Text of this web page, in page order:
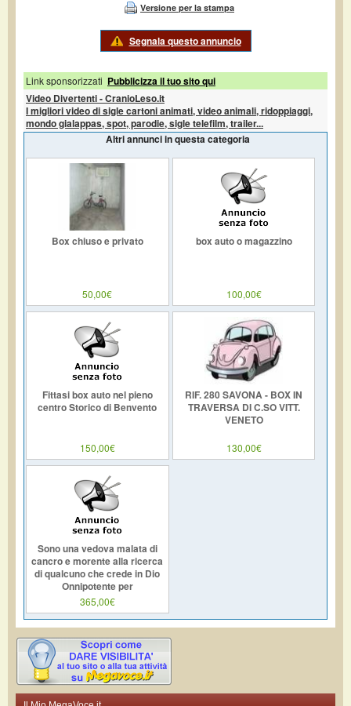
Versione per la stampa
Segnala questo annuncio
Link sponsorizzati Pubblicizza il tuo sito qui
Video Divertenti - CranioLeso.it
I migliori video di sigle cartoni animati, video animali, ridoppiaggi,
mondo gialappas, spot, parodie, sigle telefilm, trailer...
Altri annunci in questa categoria
Box chiuso e privato
50,00€
box auto o magazzino
100,00€
Fittasi box auto nel pieno
centro Storico di Benvento
150,00€
RIF. 280 SAVONA - BOX IN
TRAVERSA DI C.SO VITT.
VENETO
130,00€
Sono una vedova malata di
cancro e morente alla ricerca
di qualcuno che crede in Dio
Onnipotente per
365,00€